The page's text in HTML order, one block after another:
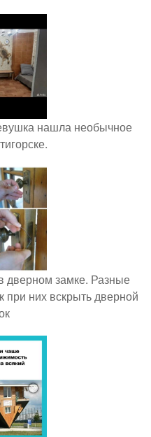
нашла необычное
дверном замке. Разные
при них вскрыть дверной